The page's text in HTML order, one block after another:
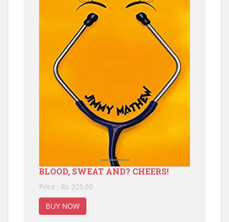
BLOOD, SWEAT AND? CHEERS!
Price : Rs 225.00
BUY NOW